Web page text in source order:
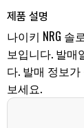
제품 설명
나이키 NRG
보입니다. 발매
다. 발매 정보
보세요.